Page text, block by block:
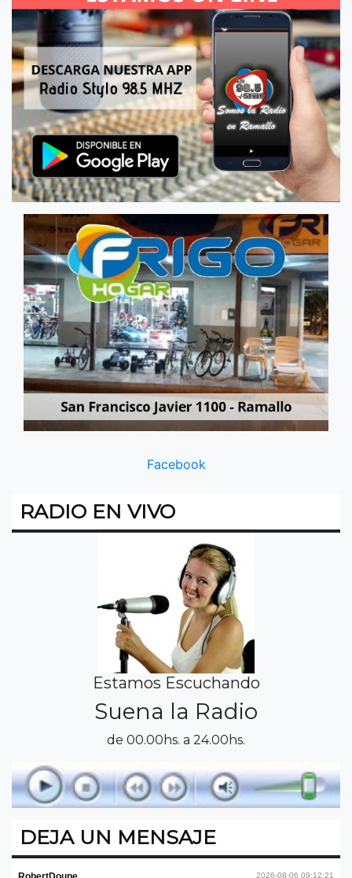
Facebook
RADIO EN VIVO
Estamos Escuchando
Suena la Radio
de 00.00hs. a 24.00hs.
DEJA UN MENSAJE